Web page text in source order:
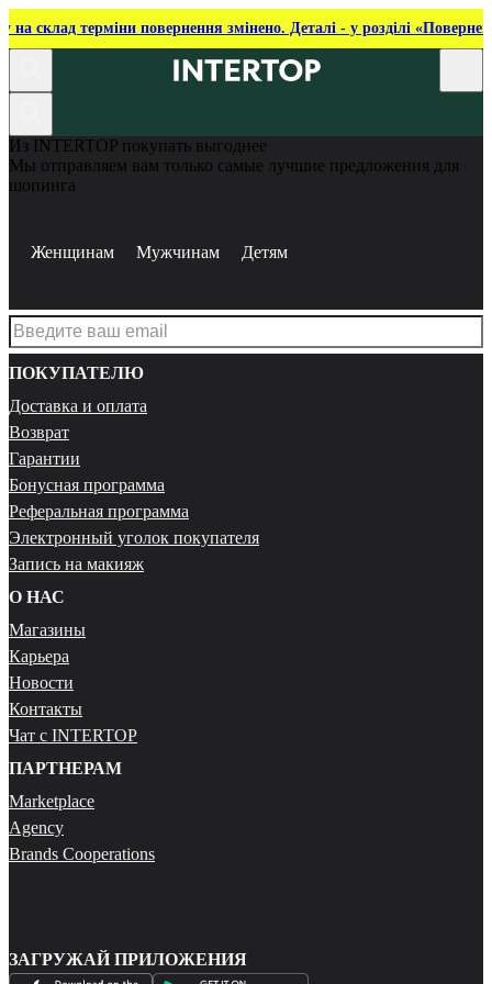
на склад терміни повернення змінено. Деталі - у розділі
Из INTERTOP покупать выгоднее
Мы отправляем вам только самые лучшие предложения для
шопинга
Женщинам Мужчинам Детям
ПОКУПАТЕЛЮ
Доставка и оплата
Возврат
Гарантии
Бонусная программа
Реферальная программа
Электронный уголок покупателя
Запись на макияж
О НАС
Магазины
Карьера
Новости
Контакты
Чат с INTERTOP
ПАРТНЕРАМ
Marketplace
Agency
Brands Cooperations
ЗАГРУЖАЙ ПРИЛОЖЕНИЯ